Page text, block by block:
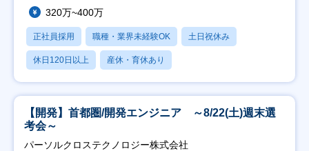
320万~400万
正社員採用 職種・業界未経験OK 土日祝休み
休日120日以上 産休・育休あり
【開発】首都圏/開発エンジニア ～8/22(土)週末選
考会～
パーソルクロステクノロジー株式会社